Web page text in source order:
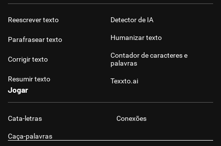
Reescrever texto
Parafrasear texto
Corrigir texto
Resumir texto
Detector de IA
Humanizar texto
Contador de caracteres e
palavras
Texxto.ai
Jogar
Cata-letras Conexões
Caça-palavras